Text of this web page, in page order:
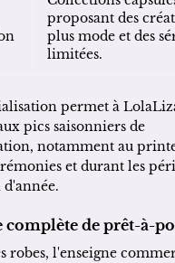
proposant des
plus mode et des
limitées.
permet à
pics saisonniers de
notamment au
et durant les
d'année.
complète de prêt-à-
robes, l'enseigne